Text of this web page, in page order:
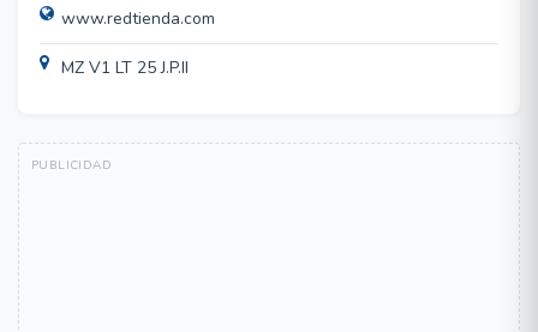
www.redtienda.com
MZ V1 LT 25 J.P.II